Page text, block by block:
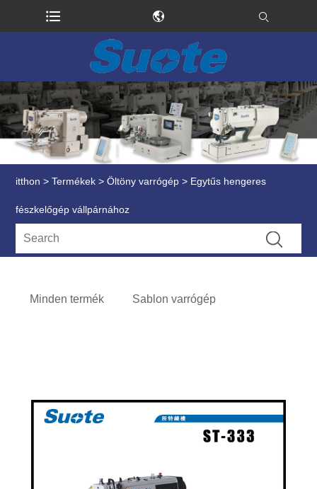
itthon > Termékek >Öltöny varrógép > Egytűs hengeres
fészkelőgép vállpárnához
Minden termék Sablon varrógép